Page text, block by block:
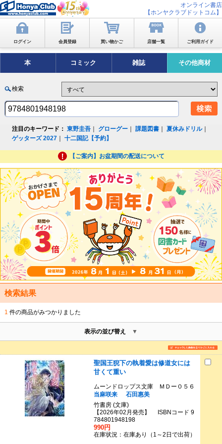
オンライン書店
【ホンヤクラブドットコム】
ログイン 会員登録 買い物かご 店舗一覧 ご利用ガイド
本 コミック 雑誌 その他商材
検索
注目のキーワード： 東野圭吾 グローグー ｜課題図書 ｜夏休みドリル｜
ゲッターズ 2027 ｜十二国記【予約】
【ご案内】お盆期間の配送について
検索結果
1 件の商品がみつかりました
表示の並び替え
聖国王猊下の執着愛は修道女には
甘くて重い
ムーンドロップス文庫 ＭＤー０５６
当麻咲来
石田惠美
竹書房 (文庫)
【2026年02月発売】 ISBNコード 9
784801948198
990円
在庫状況：在庫あり（1～2日で出荷）